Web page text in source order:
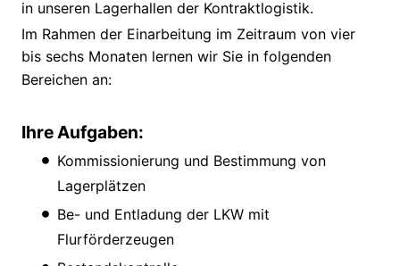
in unseren Lagerhallen der Kontraktlogistik.
Im Rahmen der Einarbeitung im Zeitraum von vier
bis sechs Monaten lernen wir Sie in folgenden
Bereichen an:
Ihre Aufgaben:
Kommissionierung und Bestimmung von
Lagerplätzen
Be- und Entladung der LKW mit
Flurförderzeugen